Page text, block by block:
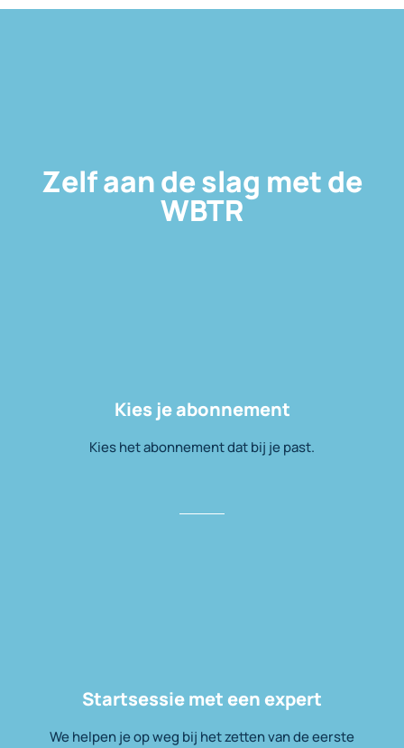
Zelf aan de slag met de
WBTR
Kies je abonnement
Kies het abonnement dat bij je past.
Startsessie met een expert
We helpen je op weg bij het zetten van de eerste